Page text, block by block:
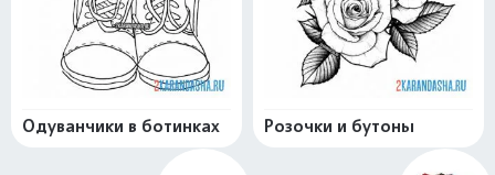
Одуванчики в ботинках Розочки и бутоны